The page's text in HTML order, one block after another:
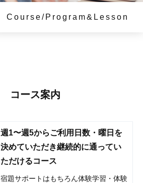
Course/Program&Lesson
コース案内
週1〜週5からご利用日数・曜日を
決めていただき継続的に通ってい
ただけるコース
宿題サポートはもちろん体験学習・体験